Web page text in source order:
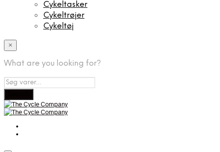
Cykeltasker
Cykeltrøjer
Cykeltøj
×
What are you looking for?